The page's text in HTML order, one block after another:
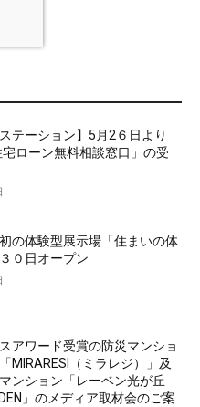
ステーション】5月2６日より
宅ローン無料相談窓口」の受
の体験型展示場「住まいの体
０日オープン
アワード受賞の防災マンショ
MIRARESI（ミラレジ）」及
ンション「レーベン光が丘
」のメディア取材会のご案